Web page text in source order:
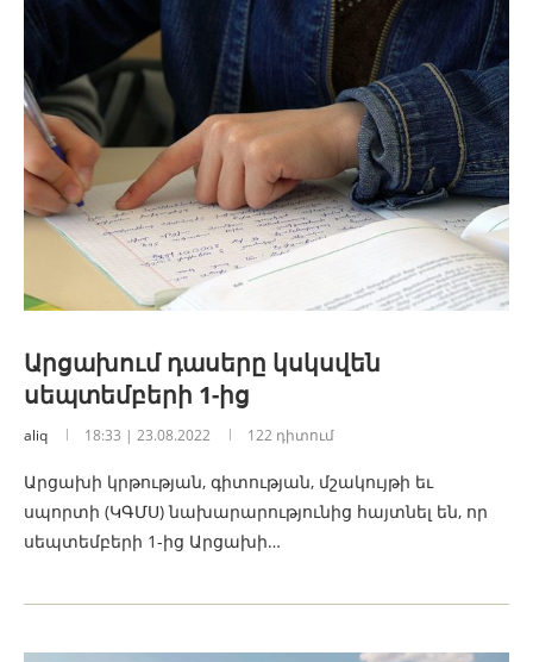
Արցախում դասերը կսկսվեն
սեպտեմբերի 1-ից
aliq 18:33 | 23.08.2022 122 դիտում
Արցախի կրթության, գիտության, մշակույթի եւ
սպորտի (ԿԳՄՍ) նախարարությունից հայտնել են, որ
սեպտեմբերի 1-ից Արցախի…